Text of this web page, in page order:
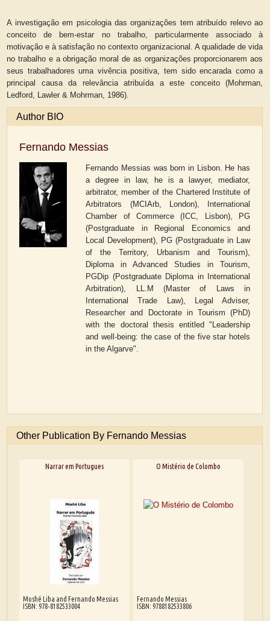
A investigação em psicologia das organizações tem atribuído relevo ao
conceito de bem-estar no trabalho, particularmente associado à
motivação e à satisfação no contexto organizacional. A qualidade de vida
no trabalho e a obrigação moral de as organizações proporcionarem aos
seus trabalhadores uma vivência positiva, tem sido encarada como a
principal causa da relevância atribuída a este conceito (Mohrman,
Ledford, Lawler & Mohrman, 1986).
Author BIO
Fernando Messias
Fernando Messias was born in Lisbon. He has
a degree in law, he is a lawyer, mediator,
arbitrator, member of the Chartered Institute of
Arbitrators (MCIArb, London), International
Chamber of Commerce (ICC, Lisbon),
PG
(Postgraduate in Regional Economics and
Local Development), PG (Postgraduate in Law
of the Territory, Urbanism and Tourism),
Diploma in Advanced Studies in Tourism,
PGDip (Postgraduate Diploma in International
Arbitration), LL.M (Master of Laws in
International Trade Law), Legal Adviser,
Researcher and Doctorate in Tourism (PhD)
with the doctoral thesis entitled "Leadership
and well-being: the case of the five star hotels
in the Algarve".
Other Publication By Fernando Messias
Narrar em Portugues
Moshé Liba and Fernando Messias
ISBN: 978-8182533004
O Mistério de Colombo
Fernando Messias
ISBN: 9788182533806